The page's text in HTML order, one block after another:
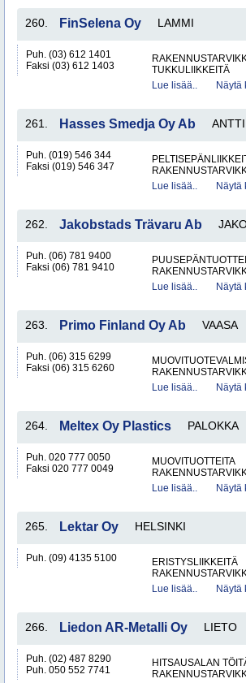
260. FinSelena Oy LAMMI
Puh. (03) 612 1401
Faksi (03) 612 1403
TUKKULIIKKEITÄ
Lue lisää..
Näytä
261. Hasses Smedja Oy Ab
Puh. (019) 546 344
Faksi (019) 546 347
Lue lisää..
Näytä
262. Jakobstads Trävaru Ab
Puh. (06) 781 9400
Faksi (06) 781 9410
Lue lisää..
Näytä
263. Primo Finland Oy Ab VAASA
Puh. (06) 315 6299
Faksi (06) 315 6260
Lue lisää..
Näytä
264. Meltex Oy Plastics PALOKKA
Puh. 020 777 0050
Faksi 020 777 0049
MUOVITUOTTEITA
Lue lisää..
Näytä
265. Lektar Oy HELSINKI
Puh. (09) 4135 5100
ERISTYSLIIKKEITÄ
Lue lisää..
Näytä
266. Liedon AR-Metalli Oy LIETO
Puh. (02) 487 8290
Puh. 050 552 7741
HITSAUSALAN